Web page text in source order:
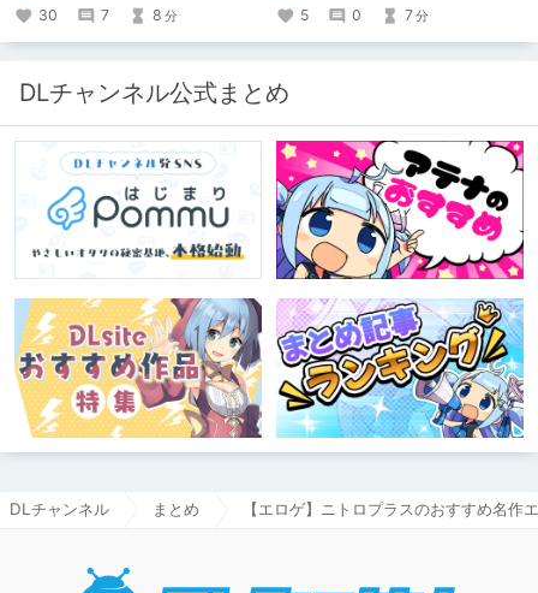
30
7 8 分
5
0 7分
DLチャンネル公式まとめ
DLチャンネル まとめ 【エロゲ】ニトロプラスのおすすめ名作